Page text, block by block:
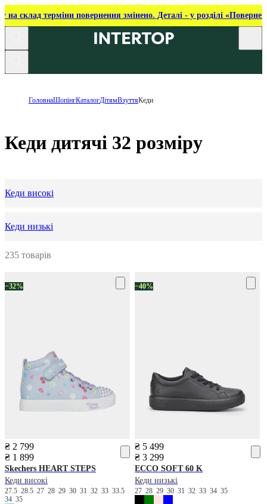
на склад терміни повернення змінено. Деталі - у розділі
ГоловнаШопінгКаталогДітямВзуттяКеди
Кеди дитячі 32 розміру
Кеди високі
Кеди низькі
235 товарів
−32%
₴ 2 799
₴ 1 899
Skechers HEART STEPS
Кеди високі
27.5 28.5 27 28 29 30 31 32 33 33.5
34 35
−40%
₴ 5 499
₴ 3 299
ECCO SOFT 60 K
Кеди низькі
272829303132333435